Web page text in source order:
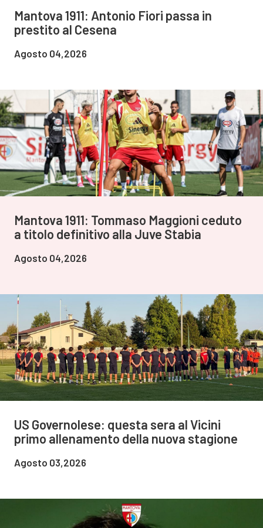
Mantova 1911: Antonio Fiori passa in
prestito al Cesena
Agosto 04,2026
Mantova 1911: Tommaso Maggioni ceduto
a titolo definitivo alla Juve Stabia
Agosto 04,2026
US Governolese: questa sera al Vicini
primo allenamento della nuova stagione
Agosto 03,2026